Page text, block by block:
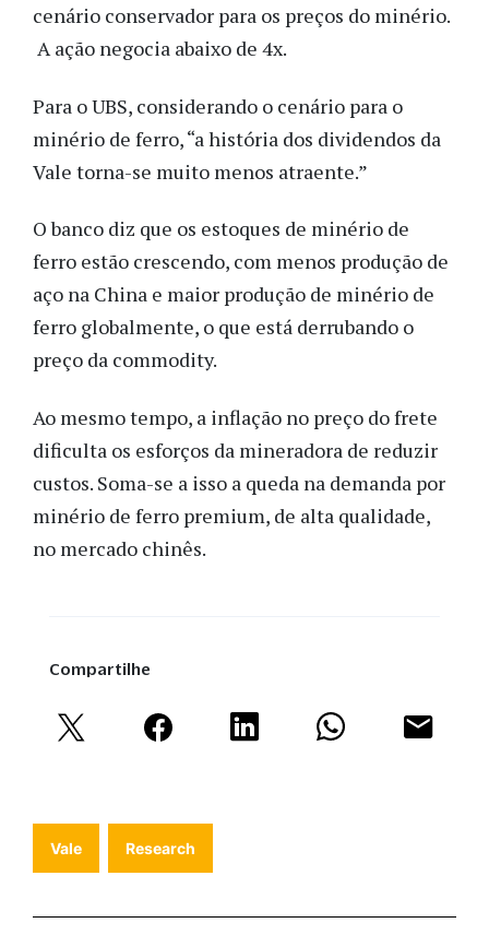
cenário conservador para os preços do minério.
A ação negocia abaixo de 4x.
Para o UBS, considerando o cenário para o
minério de ferro, “a história dos dividendos da
Vale torna-se muito menos atraente.”
O banco diz que os estoques de minério de
ferro estão crescendo, com menos produção de
aço na China e maior produção de minério de
ferro globalmente, o que está derrubando o
preço da commodity.
Ao mesmo tempo, a inflação no preço do frete
dificulta os esforços da mineradora de reduzir
custos. Soma-se a isso a queda na demanda por
minério de ferro premium, de alta qualidade,
no mercado chinês.
Compartilhe
Vale Research